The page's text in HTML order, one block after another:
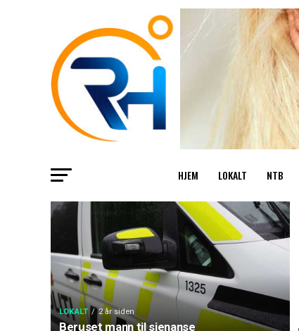
HJEM LOKALT NTB
LOKALT 2 år siden
Beruset mann til sjenanse